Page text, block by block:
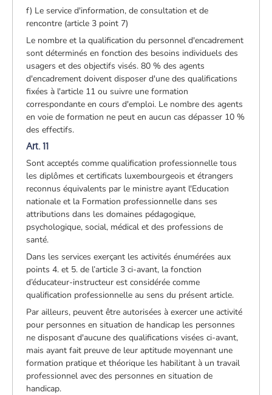
f) Le service d'information, de consultation et de
rencontre (article 3 point 7)
Le nombre et la qualification du personnel d'encadrement
sont déterminés en fonction des besoins individuels des
usagers et des objectifs visés. 80 % des agents
d'encadrement doivent disposer d'une des qualifications
fixées à l'article 11 ou suivre une formation
correspondante en cours d'emploi. Le nombre des agents
en voie de formation ne peut en aucun cas dépasser 10 %
des effectifs.
Art. 11
Sont acceptés comme qualification professionnelle tous
les diplômes et certificats luxembourgeois et étrangers
reconnus équivalents par le ministre ayant l'Education
nationale et la Formation professionnelle dans ses
attributions dans les domaines pédagogique,
psychologique, social, médical et des professions de
santé.
Dans les services exerçant les activités énumérées aux
points 4. et 5. de l’article 3 ci-avant, la fonction
d’éducateur-instructeur est considérée comme
qualification professionnelle au sens du présent article.
Par ailleurs, peuvent être autorisées à exercer une activité
pour personnes en situation de handicap les personnes
ne disposant d'aucune des qualifications visées ci-avant,
mais ayant fait preuve de leur aptitude moyennant une
formation pratique et théorique les habilitant à un travail
professionnel avec des personnes en situation de
handicap.